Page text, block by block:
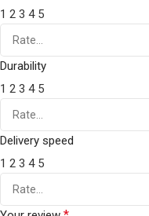
1 2 3 4 5
Durability
1 2 3 4 5
Delivery speed
1 2 3 4 5